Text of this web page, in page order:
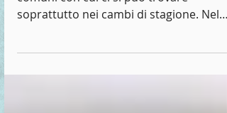
Stanchezza e spossatezza sono disturbi
comuni con cui ci si può trovare